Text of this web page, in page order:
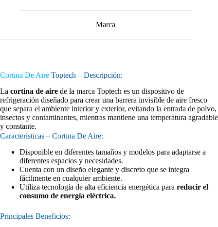
Marca
Cortina De Aire Toptech – Descripción:
La cortina de aire de la marca Toptech es un dispositivo de
refrigeración diseñado para crear una barrera invisible de aire fresco
que separa el ambiente interior y exterior, evitando la entrada de polvo,
insectos y contaminantes, mientras mantiene una temperatura agradable
y constante.
Características – Cortina De Aire:
Disponible en diferentes tamaños y modelos para adaptarse a
diferentes espacios y necesidades.
Cuenta con un diseño elegante y discreto que se integra
fácilmente en cualquier ambiente.
Utiliza tecnología de alta eficiencia energética para reducir el
consumo de energía eléctrica.
Principales Beneficios: